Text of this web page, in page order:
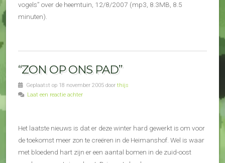
vogels” over de heemtuin, 12/8/2007 (mp3, 8.3MB, 8.5
minuten).
“ZON OP ONS PAD”
Geplaatst op 18 november 2005 door thijs
Laat een reactie achter
Het laatste nieuws is dat er deze winter hard gewerkt is om voor
de toekomst meer zon te creëren in de Heimanshof. Wel is waar
met bloedend hart zijn er een aantal bomen in de zuid-oost